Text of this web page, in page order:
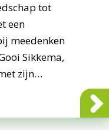
tot
een
meedenken
Sikkema,
zijn…